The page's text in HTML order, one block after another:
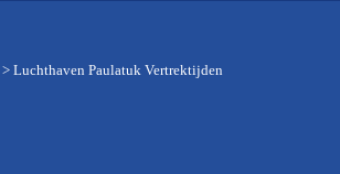
> Luchthaven Paulatuk Vertrektijden